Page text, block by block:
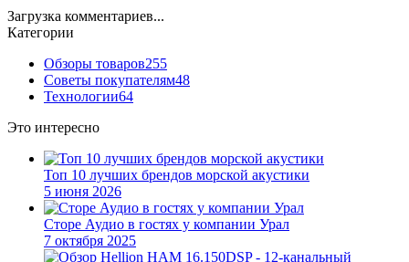
Загрузка комментариев...
Категории
Обзоры товаров255
Советы покупателям48
Технологии64
Это интересно
Топ 10 лучших брендов морской акустики
5 июня 2026
Сторе Аудио в гостях у компании Урал
7 октября 2025